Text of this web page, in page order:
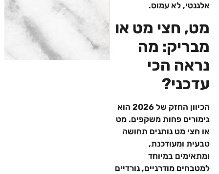
אלגנטי, לא עמוס.
מט, חצי מט או
מבריק: מה
נראה הכי
עדכני?
הכיוון החזק של 2026 הוא
גימורים פחות משקפים. מט
או חצי מט נותנים תחושה
טבעית ומעודכנת,
ומתאימים במיוחד
למטבחים מודרניים, נורדיים